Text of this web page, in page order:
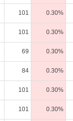
101 0.30%
101 0.30%
69 0.30%
84 0.30%
101 0.30%
101 0.30%